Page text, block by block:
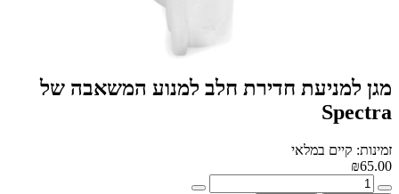
מגן למניעת חדירת חלב למנוע המשאבה של
Spectra
זמינות: קיים במלאי
₪65.00